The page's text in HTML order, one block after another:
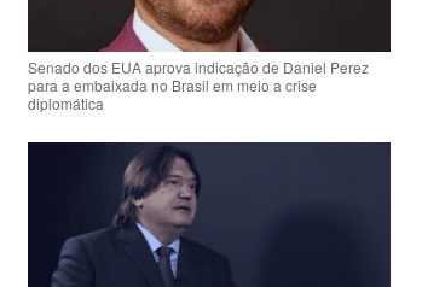
Senado dos EUA aprova indicação de Daniel Perez
para a embaixada no Brasil em meio a crise
diplomática